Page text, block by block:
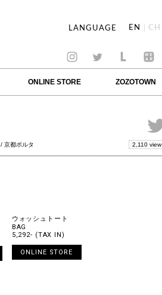
LANGUAGE EN CH
ONLINE STORE ZOZOTOWN
/ 京都ポルタ 2,110 view
ウォッシュトート
BAG
5,292- (TAX IN)
ONLINE STORE